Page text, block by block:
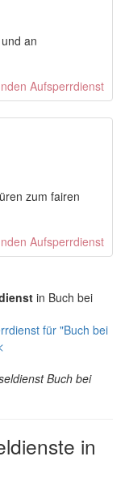
an
zum fairen
in Buch bei
für "Buch bei
Buch bei
in